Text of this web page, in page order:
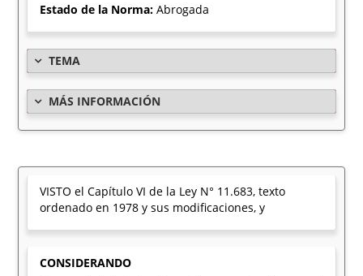
Estado de la Norma:Abrogada
TEMA
MÁS INFORMACIÓN
VISTO el Capítulo VI de la Ley N° 11.683, texto
ordenado en 1978 y sus modificaciones, y
CONSIDERANDO